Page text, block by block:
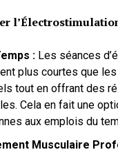
: Les séances
plus courtes que
tout en offrant des
Cela en fait une
aux emplois du
Musculaire